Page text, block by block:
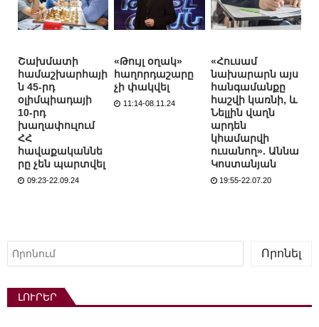
Շախմատի
համաշխարհայի
ն 45-րդ
օլիմպիադայի
10-րդ
խաղափուլում
ՀՀ
հավաքականնե
րը չեն պարտվել
09:23-22.09.24
«Թույլ օղակ»
հաղորդաշարը
չի փակվել
11:14-08.11.24
«Հուսամ
նախարարն այս
հանգամանքը
հաշվի կառնի, և
Նելլին վաղն
արդեն
կհամարվի
ուսանող». Աննա
Կոստանյան
19:55-22.07.20
Որոնել
Որոնել
ԼՈՒՐԵՐ